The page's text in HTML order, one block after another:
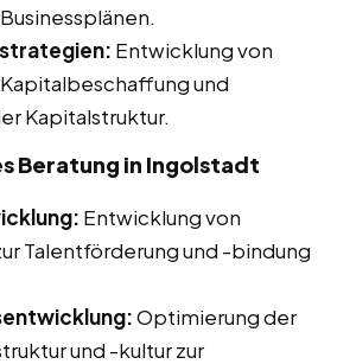
Entwicklung von
und
Kapitalstruktur.
Beratung in Ingolstadt
Entwicklung von
Talentförderung und -bindung
Optimierung der
und -kultur zur